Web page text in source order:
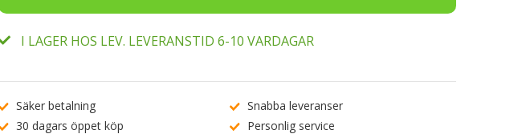
I LAGER HOS LEV. LEVERANSTID 6-10 VARDAGAR
Säker betalning
Snabba leveranser
30 dagars öppet köp
Personlig service